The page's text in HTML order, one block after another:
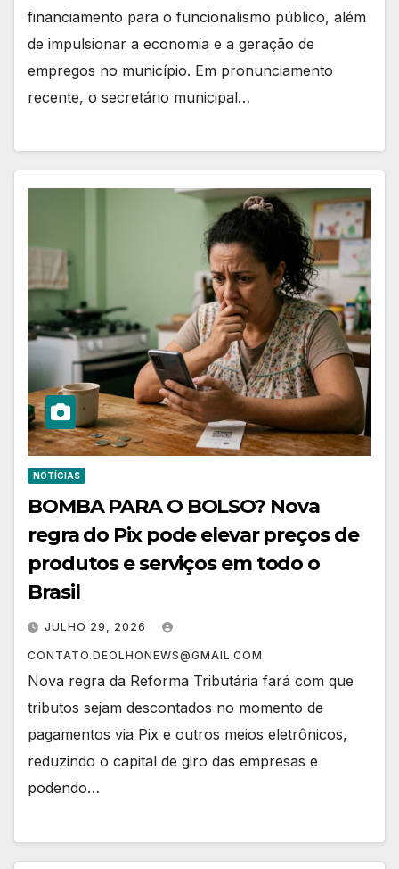
financiamento para o funcionalismo público, além
de impulsionar a economia e a geração de
empregos no município. Em pronunciamento
recente, o secretário municipal…
NOTÍCIAS
BOMBA PARA O BOLSO? Nova
regra do Pix pode elevar preços de
produtos e serviços em todo o
Brasil
JULHO 29, 2026
CONTATO.DEOLHONEWS@GMAIL.COM
Nova regra da Reforma Tributária fará com que
tributos sejam descontados no momento de
pagamentos via Pix e outros meios eletrônicos,
reduzindo o capital de giro das empresas e
podendo…